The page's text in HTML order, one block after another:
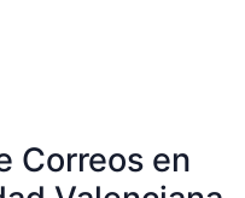
Correos en